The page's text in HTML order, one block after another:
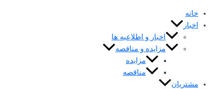
خانه
اخبار
اخبار و اطلاعیه ها
مزایده و مناقصه
مزایده
مناقصه
مشتریان